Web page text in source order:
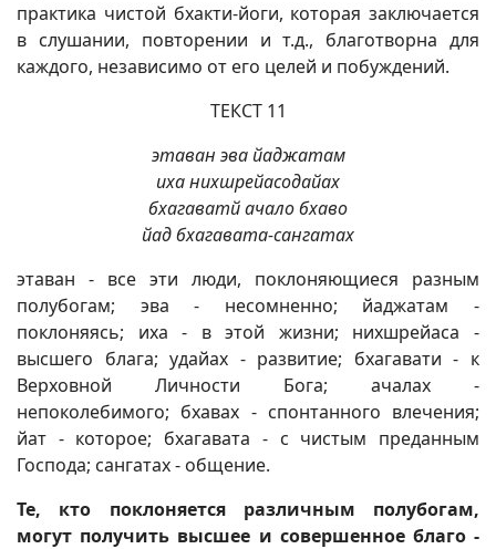
практика чистой бхакти-йоги, которая заключается
в слушании, повторении и т.д., благотворна для
каждого, независимо от его целей и побуждений.
ТЕКСТ 11
этаван эва йаджатам
иха нихшрейасодайах
бхагаватй ачало бхаво
йад бхагавата-сангатах
этаван - все эти люди, поклоняющиеся разным
полубогам; эва - несомненно; йаджатам -
поклоняясь; иха - в этой жизни; нихшрейаса -
высшего блага; удайах - развитие; бхагавати - к
Верховной Личности Бога; ачалах -
непоколебимого; бхавах - спонтанного влечения;
йат - которое; бхагавата - с чистым преданным
Господа; сангатах - общение.
Те, кто поклоняется различным полубогам,
могут получить высшее и совершенное благо -